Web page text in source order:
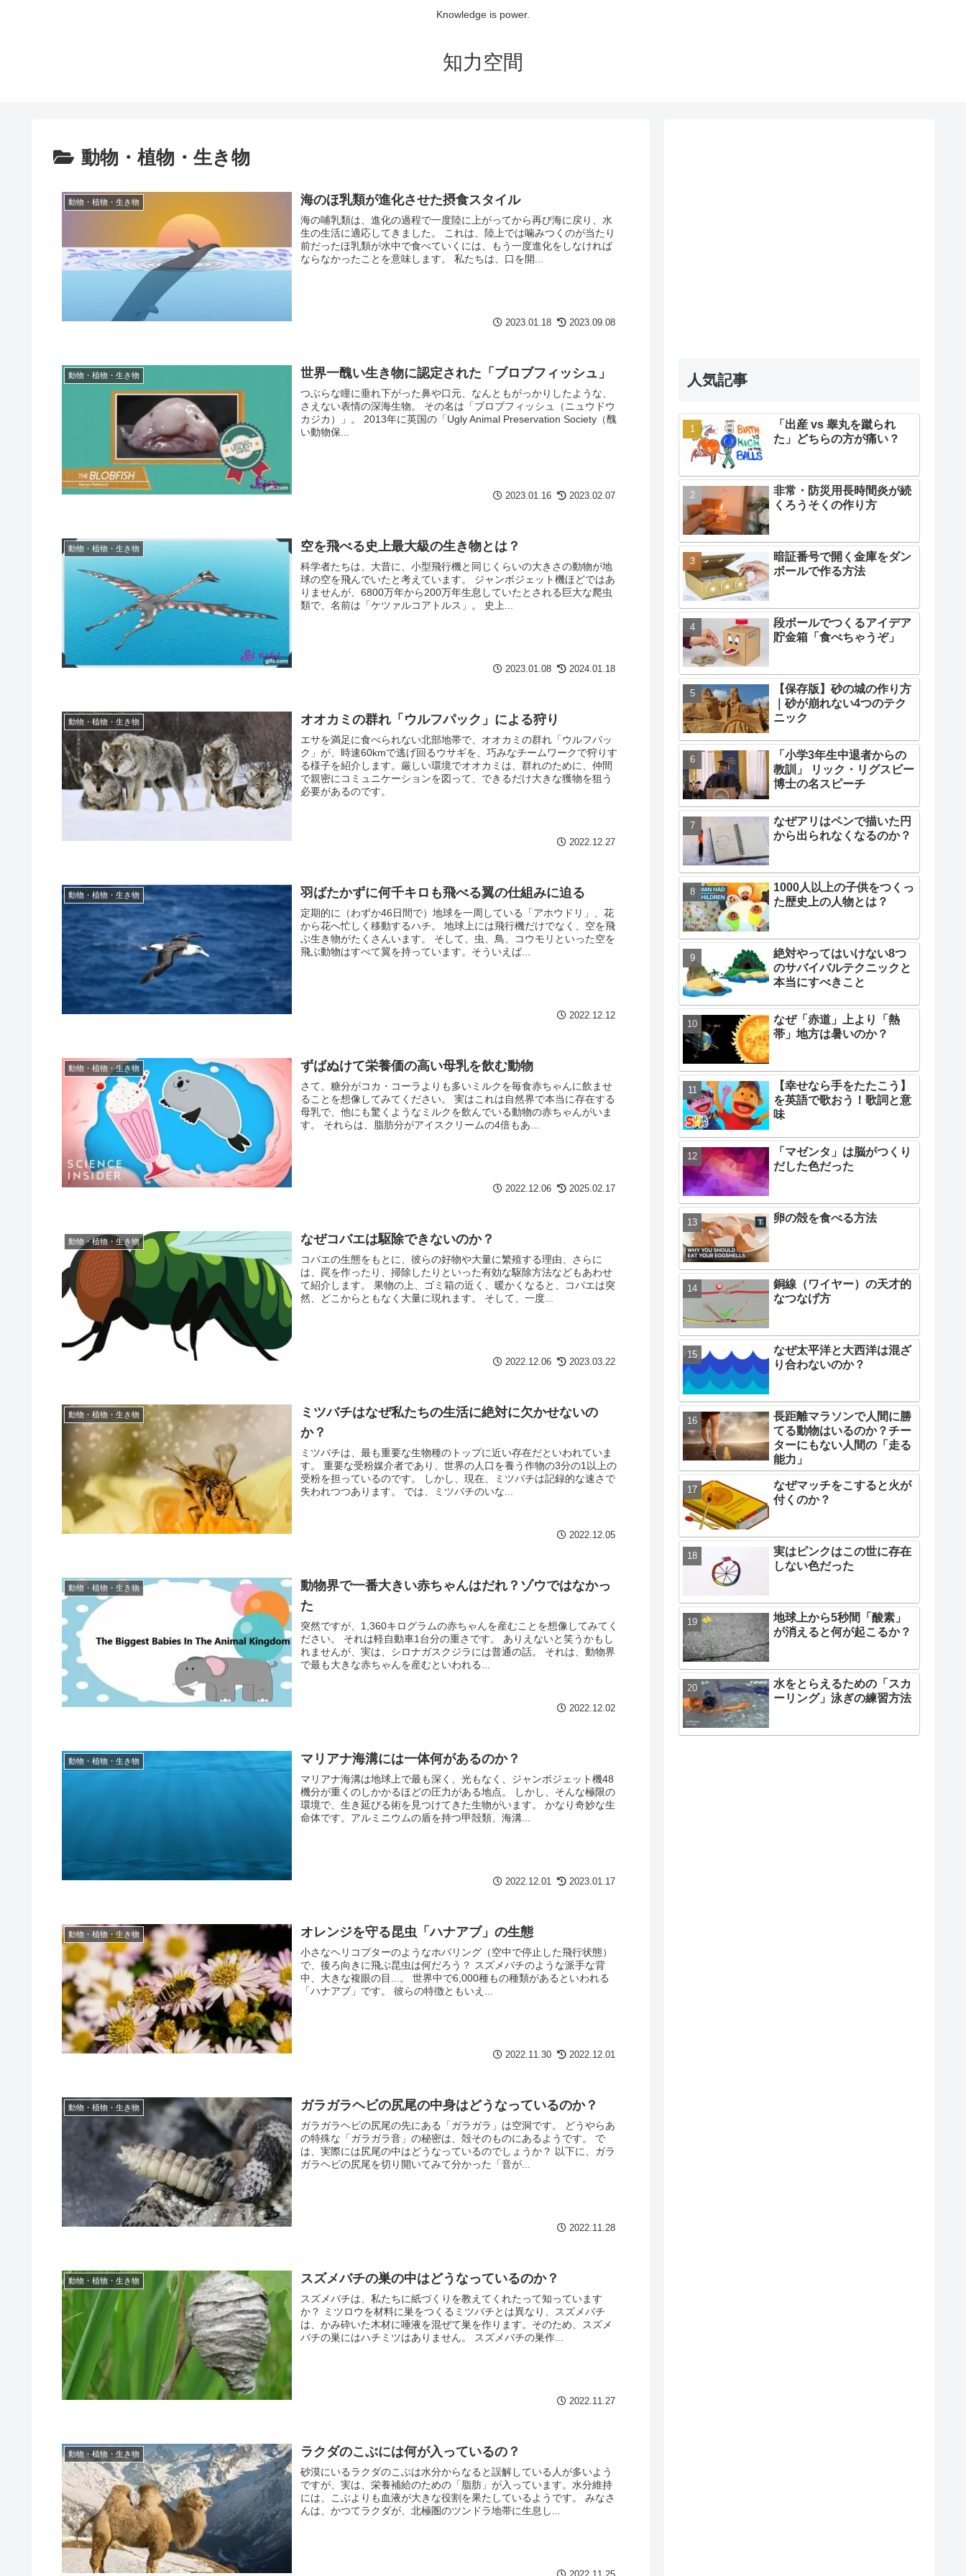
Knowledge is power.
知力空間
動物・植物・生き物
動物・植物・生き物 海のほ乳類が進化させた摂食スタイル
海の哺乳類は、進化の過程で一度陸に上がってから再び海に戻り、水
生の生活に適応してきました。 これは、陸上では噛みつくのが当たり
前だったほ乳類が水中で食べていくには、もう一度進化をしなければ
ならなかったことを意味します。 私たちは、口を開...
2023.01.18 2023.09.08
動物・植物・生き物 世界一醜い生き物に認定された「ブロブフィッシュ」
つぶらな瞳に垂れ下がった鼻や口元、なんともがっかりしたような、
さえない表情の深海生物。 その名は「ブロブフィッシュ（ニュウドウ
カジカ）」。 2013年に英国の「Ugly Animal Preservation Society（醜
い動物保...
2023.01.16 2023.02.07
動物・植物・生き物 空を飛べる史上最大級の生き物とは？
科学者たちは、大昔に、小型飛行機と同じくらいの大きさの動物が地
球の空を飛んでいたと考えています。 ジャンボジェット機ほどではあ
りませんが、6800万年から200万年生息していたとされる巨大な爬虫
類で、名前は「ケツァルコアトルス」。 史上...
2023.01.08 2024.01.18
動物・植物・生き物 オオカミの群れ「ウルフパック」による狩り
エサを満足に食べられない北部地帯で、オオカミの群れ「ウルフパッ
ク」が、時速60kmで逃げ回るウサギを、巧みなチームワークで狩りす
る様子を紹介します。厳しい環境でオオカミは、群れのために、仲間
で親密にコミュニケーションを図って、できるだけ大きな獲物を狙う
必要があるのです。
2022.12.27
動物・植物・生き物 羽ばたかずに何千キロも飛べる翼の仕組みに迫る
定期的に（わずか46日間で）地球を一周している「アホウドリ」、花
から花へ忙しく移動するハチ。 地球上には飛行機だけでなく、空を飛
ぶ生き物がたくさんいます。 そして、虫、鳥、コウモリといった空を
飛ぶ動物はすべて翼を持っています。そういえば...
2022.12.12
動物・植物・生き物 ずばぬけて栄養価の高い母乳を飲む動物
さて、糖分がコカ・コーラよりも多いミルクを毎食赤ちゃんに飲ませ
ることを想像してみてください。 実はこれは自然界で本当に存在する
母乳で、他にも驚くようなミルクを飲んでいる動物の赤ちゃんがいま
す。 それらは、脂肪分がアイスクリームの4倍もあ...
2022.12.06 2025.02.17
動物・植物・生き物 なぜコバエは駆除できないのか？
コバエの生態をもとに、彼らの好物や大量に繁殖する理由、さらに
は、罠を作ったり、掃除したりといった有効な駆除方法などもあわせ
て紹介します。 果物の上、ゴミ箱の近く、暖かくなると、コバエは突
然、どこからともなく大量に現れます。 そして、一度...
2022.12.06 2023.03.22
動物・植物・生き物
ミツバチはなぜ私たちの生活に絶対に欠かせないの
か？
ミツバチは、最も重要な生物種のトップに近い存在だといわれていま
す。 重要な受粉媒介者であり、世界の人口を養う作物の3分の1以上の
受粉を担っているのです。 しかし、現在、ミツバチは記録的な速さで
失われつつあります。 では、ミツバチのいな...
2022.12.05
動物・植物・生き物
動物界で一番大きい赤ちゃんはだれ？ゾウではなかっ
た
突然ですが、1,360キログラムの赤ちゃんを産むことを想像してみてく
ださい。 それは軽自動車1台分の重さです。 ありえないと笑うかもし
れませんが、実は、シロナガスクジラには普通の話。 それは、動物界
で最も大きな赤ちゃんを産むといわれる...
2022.12.02
動物・植物・生き物 マリアナ海溝には一体何があるのか？
マリアナ海溝は地球上で最も深く、光もなく、ジャンボジェット機48
機分が重くのしかかるほどの圧力がある地点。 しかし、そんな極限の
環境で、生き延びる術を見つけてきた生物がいます。 かなり奇妙な生
命体です。アルミニウムの盾を持つ甲殻類、海溝...
2022.12.01 2023.01.17
動物・植物・生き物 オレンジを守る昆虫「ハナアブ」の生態
小さなヘリコプターのようなホバリング（空中で停止した飛行状態）
で、後ろ向きに飛ぶ昆虫は何だろう？ スズメバチのような派手な背
中、大きな複眼の目...。 世界中で6,000種もの種類があるといわれる
「ハナアブ」です。 彼らの特徴ともいえ...
2022.11.30 2022.12.01
動物・植物・生き物 ガラガラヘビの尻尾の中身はどうなっているのか？
ガラガラヘビの尻尾の先にある「ガラガラ」は空洞です。 どうやらあ
の特殊な「ガラガラ音」の秘密は、殻そのものにあるようです。 で
は、実際には尻尾の中はどうなっているのでしょうか？ 以下に、ガラ
ガラヘビの尻尾を切り開いてみて分かった「音が...
2022.11.28
動物・植物・生き物 スズメバチの巣の中はどうなっているのか？
スズメバチは、私たちに紙づくりを教えてくれたって知っています
か？ ミツロウを材料に巣をつくるミツバチとは異なり、スズメバチ
は、かみ砕いた木材に唾液を混ぜて巣を作ります。そのため、スズメ
バチの巣にはハチミツはありません。 スズメバチの巣作...
2022.11.27
動物・植物・生き物 ラクダのこぶには何が入っているの？
砂漠にいるラクダのこぶは水分からなると誤解している人が多いよう
ですが、実は、栄養補給のための「脂肪」が入っています。水分維持
には、こぶよりも血液が大きな役割を果たしているようです。 みなさ
んは、かつてラクダが、北極圏のツンドラ地帯に生息し...
人気記事
「出産 vs 睾丸を蹴られ
た」どちらの方が痛い？
非常・防災用長時間炎が続
くろうそくの作り方
暗証番号で開く金庫をダン
ボールで作る方法
段ボールでつくるアイデア
貯金箱「食べちゃうぞ」
【保存版】砂の城の作り方
｜砂が崩れない4つのテク
ニック
「小学3年生中退者からの
教訓」 リック・リグスビー
博士の名スピーチ
なぜアリはペンで描いた円
から出られなくなるのか？
1000人以上の子供をつくっ
た歴史上の人物とは？
絶対やってはいけない8つ
のサバイバルテクニックと
本当にすべきこと
なぜ「赤道」上より「熱
帯」地方は暑いのか？
【幸せなら手をたたこう】
を英語で歌おう！歌詞と意
味
「マゼンタ」は脳がつくり
だした色だった
卵の殻を食べる方法
銅線（ワイヤー）の天才的
なつなげ方
なぜ太平洋と大西洋は混ざ
り合わないのか？
長距離マラソンで人間に勝
てる動物はいるのか？チー
ターにもない人間の「走る
能力」
なぜマッチをこすると火が
付くのか？
実はピンクはこの世に存在
しない色だった
地球上から5秒間「酸素」
が消えると何が起こるか？
水をとらえるための「スカ
ーリング」泳ぎの練習方法